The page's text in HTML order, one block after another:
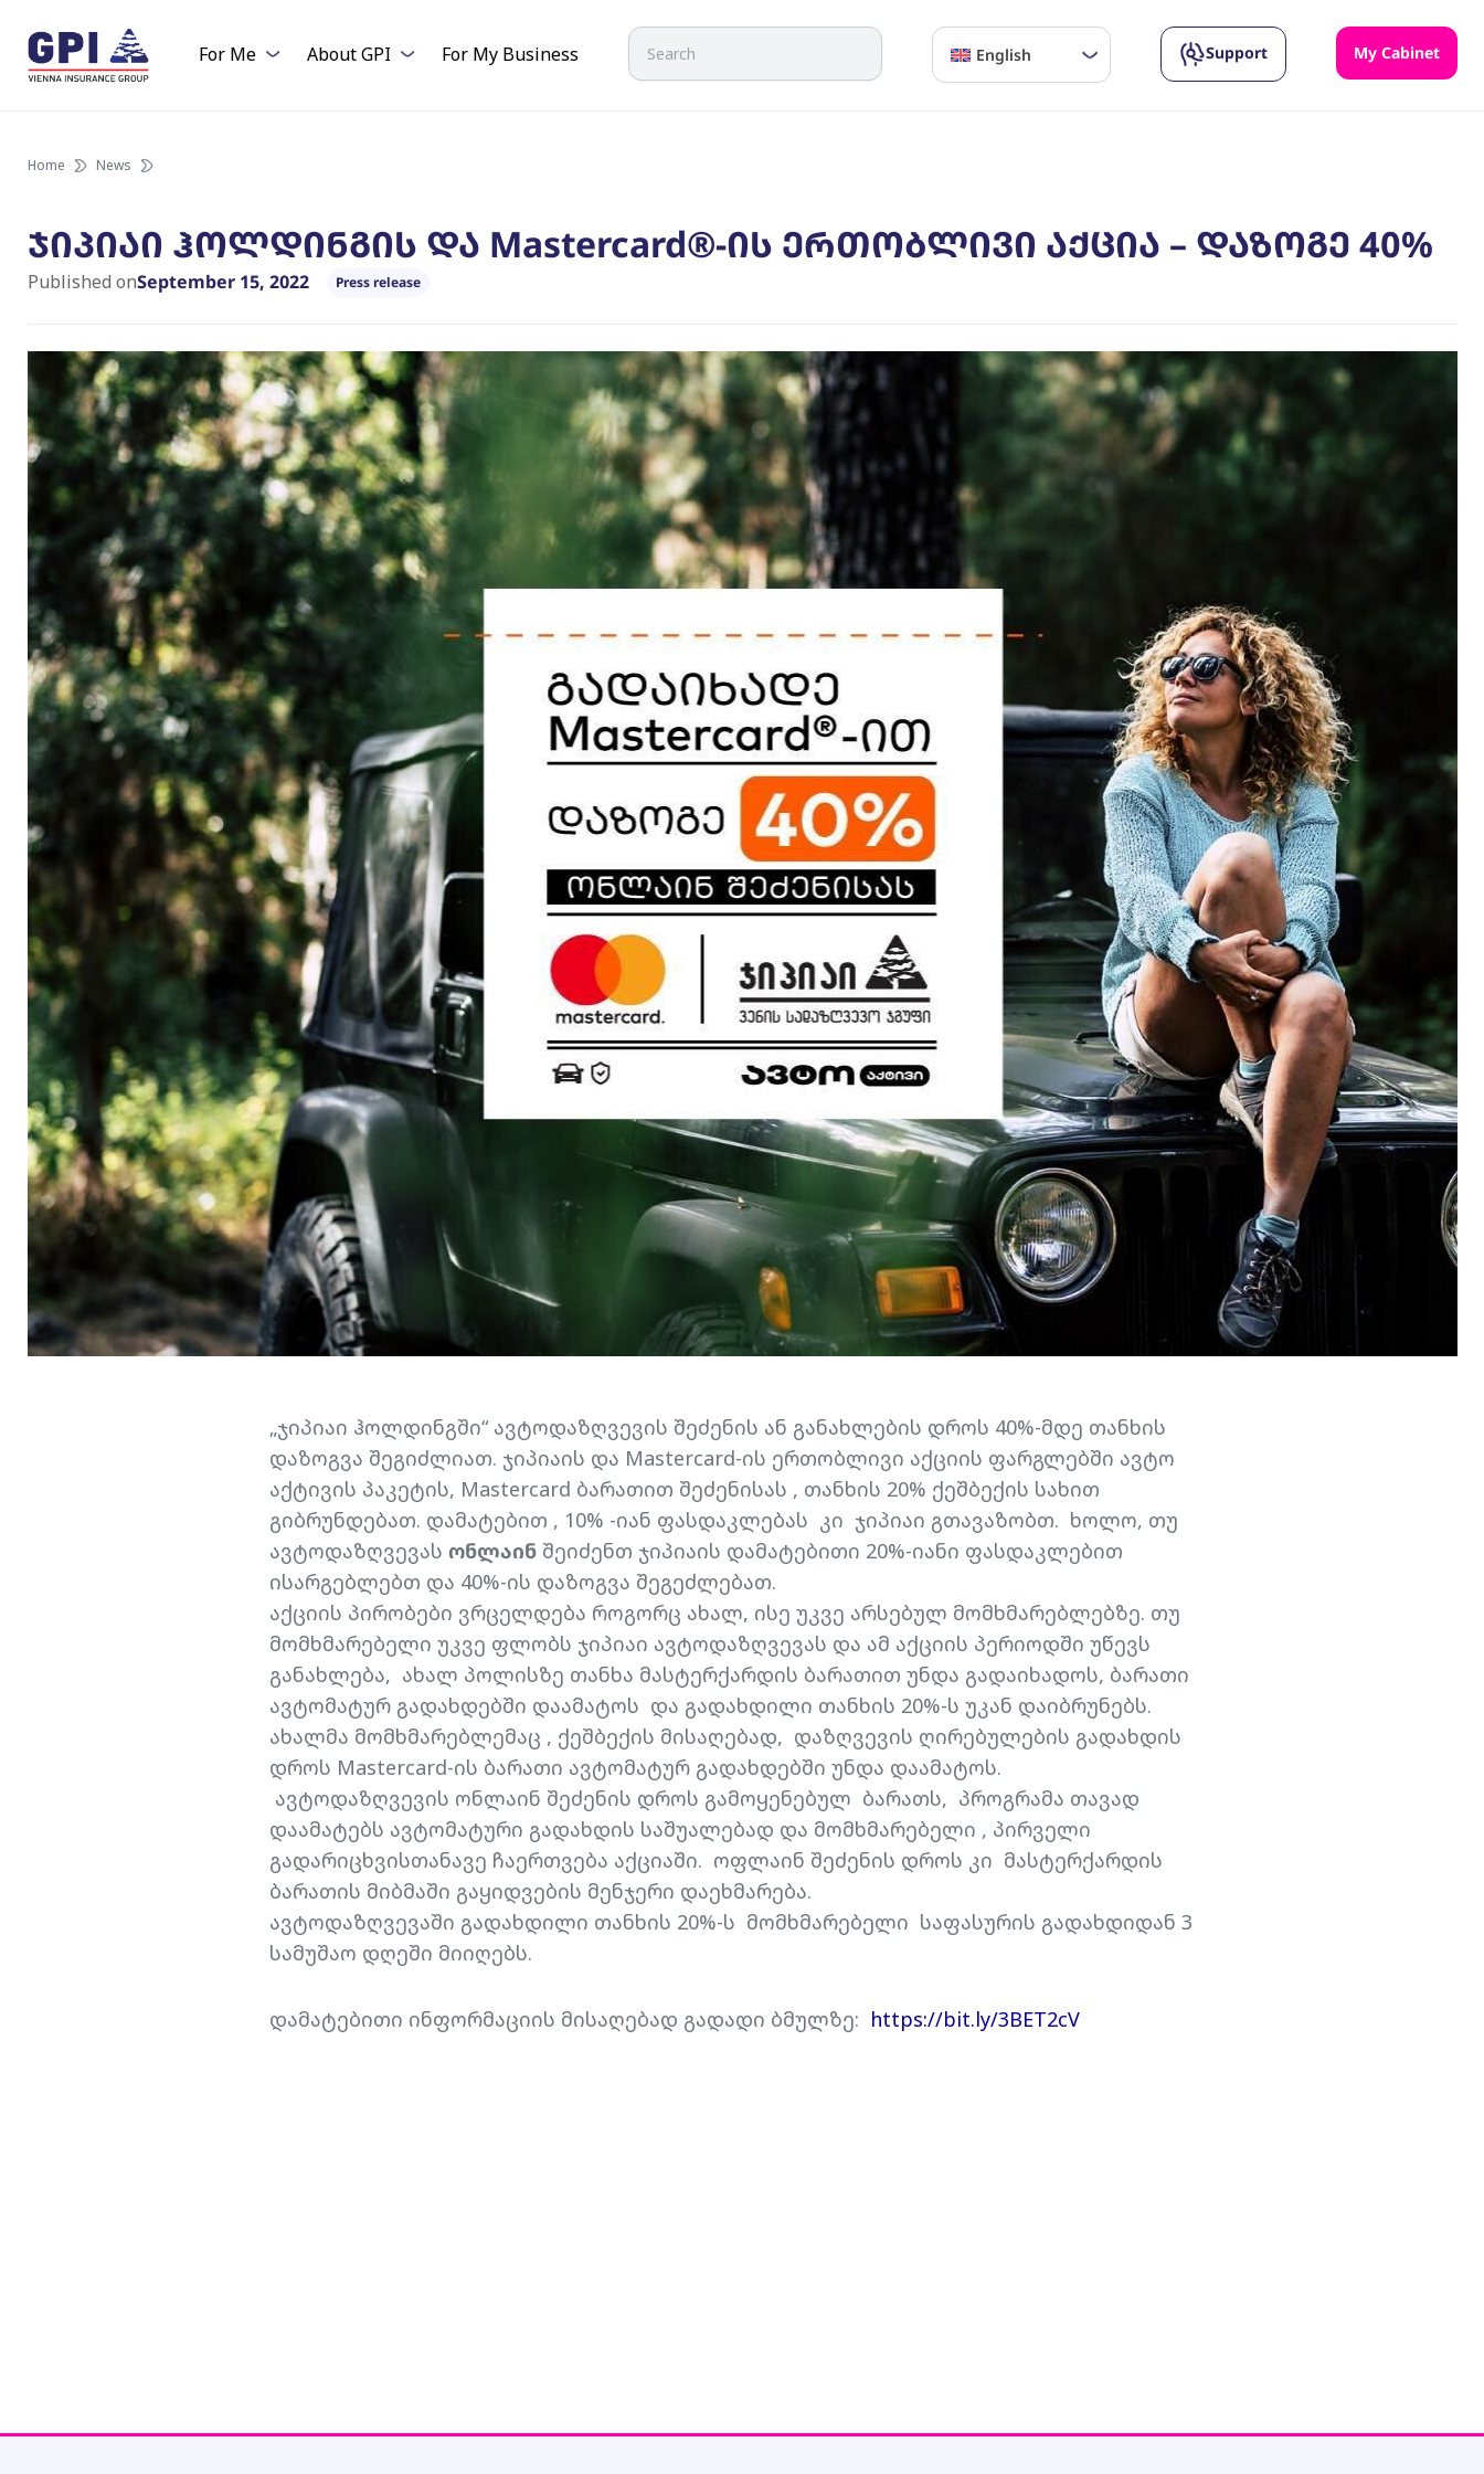
content
For Me About GPI For My Business
Search
English
Support My Cabinet
Home News
ჯიპიაი ჰოლდინგის და Mastercard®-ის ერთობლივი აქცია – დაზოგე 40%
Published onSeptember 15, 2022 Press release
„ჯიპიაი ჰოლდინგში“ ავტოდაზღვევის შეძენის ან განახლების დროს 40%-მდე თანხის
დაზოგვა შეგიძლიათ. ჯიპიაის და Mastercard-ის ერთობლივი აქციის ფარგლებში ავტო
აქტივის პაკეტის, Mastercard ბარათით შეძენისას , თანხის 20% ქეშბექის სახით
გიბრუნდებათ. დამატებით , 10% -იან ფასდაკლებას კი ჯიპიაი გთავაზობთ. ხოლო, თუ
ავტოდაზღვევას ონლაინ შეიძენთ ჯიპიაის დამატებითი 20%-იანი ფასდაკლებით
ისარგებლებთ და 40%-ის დაზოგვა შეგეძლებათ.
აქციის პირობები ვრცელდება როგორც ახალ, ისე უკვე არსებულ მომხმარებლებზე. თუ
მომხმარებელი უკვე ფლობს ჯიპიაი ავტოდაზღვევას და ამ აქციის პერიოდში უწევს
განახლება, ახალ პოლისზე თანხა მასტერქარდის ბარათით უნდა გადაიხადოს, ბარათი
ავტომატურ გადახდებში დაამატოს და გადახდილი თანხის 20%-ს უკან დაიბრუნებს.
ახალმა მომხმარებლემაც , ქეშბექის მისაღებად, დაზღვევის ღირებულების გადახდის
დროს Mastercard-ის ბარათი ავტომატურ გადახდებში უნდა დაამატოს.
ავტოდაზღვევის ონლაინ შეძენის დროს გამოყენებულ ბარათს, პროგრამა თავად
დაამატებს ავტომატური გადახდის საშუალებად და მომხმარებელი , პირველი
გადარიცხვისთანავე ჩაერთვება აქციაში. ოფლაინ შეძენის დროს კი მასტერქარდის
ბარათის მიბმაში გაყიდვების მენჯერი დაეხმარება.
ავტოდაზღვევაში გადახდილი თანხის 20%-ს მომხმარებელი საფასურის გადახდიდან 3
სამუშაო დღეში მიიღებს.
დამატებითი ინფორმაციის მისაღებად გადადი ბმულზე: https://bit.ly/3BET2cV